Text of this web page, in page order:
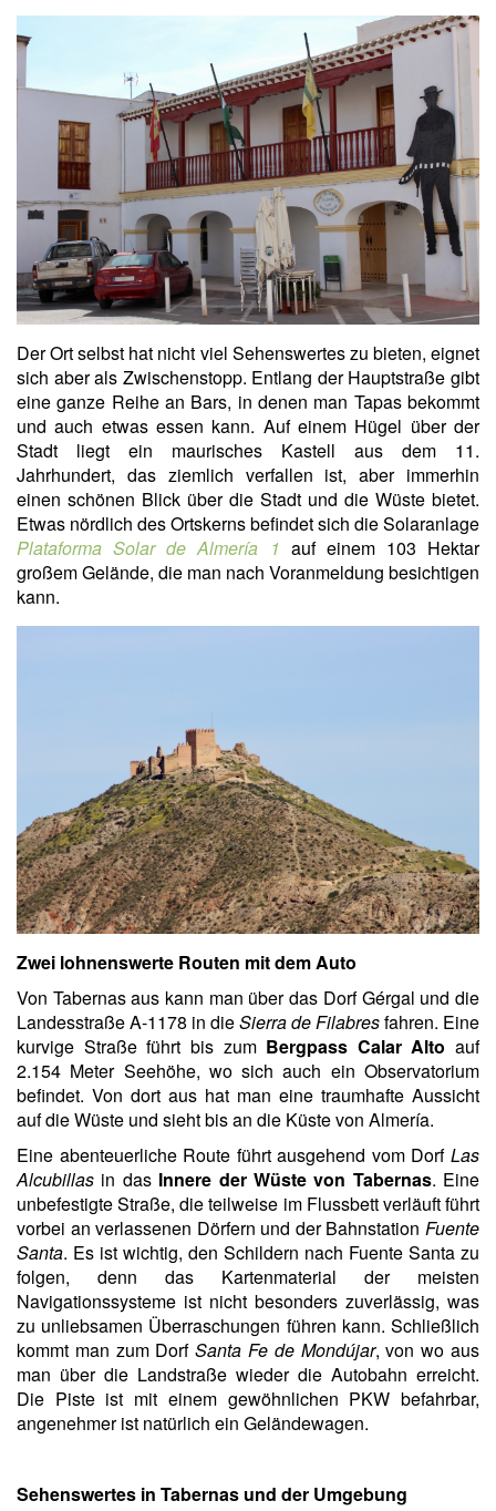
Der Ort selbst hat nicht viel Sehenswertes zu bieten, eignet
sich aber als Zwischenstopp. Entlang der Hauptstraße gibt
eine ganze Reihe an Bars, in denen man Tapas bekommt
und auch etwas essen kann. Auf einem Hügel über der
Stadt liegt ein maurisches Kastell aus dem 11.
Jahrhundert, das ziemlich verfallen ist, aber immerhin
einen schönen Blick über die Stadt und die Wüste bietet.
Etwas nördlich des Ortskerns befindet sich die Solaranlage
Plataforma Solar de Almería 1 auf einem 103 Hektar
großem Gelände, die man nach Voranmeldung besichtigen
kann.
Zwei lohnenswerte Routen mit dem Auto
Von Tabernas aus kann man über das Dorf Gérgal und die
Landesstraße A-1178 in dieSierra de Filabresfahren. Eine
kurvige Straße führt bis zum Bergpass Calar Alto auf
2.154 Meter Seehöhe, wo sich auch ein Observatorium
befindet. Von dort aus hat man eine traumhafte Aussicht
auf die Wüste und sieht bis an die Küste von Almería.
Eine abenteuerliche Route führt ausgehend vom Dorf Las
Alcubillas in das Innere der Wüste von Tabernas. Eine
unbefestigte Straße, die teilweise im Flussbett verläuft führt
vorbei an verlassenen Dörfern und der Bahnstation Fuente
Santa. Es ist wichtig, den Schildern nach Fuente Santa zu
folgen, denn das Kartenmaterial der meisten
Navigationssysteme ist nicht besonders zuverlässig, was
zu unliebsamen Überraschungen führen kann. Schließlich
kommt man zum DorfSanta Fe de Mondújar, von wo aus
man über die Landstraße wieder die Autobahn erreicht.
Die Piste ist mit einem gewöhnlichen PKW befahrbar,
angenehmer ist natürlich ein Geländewagen.
Sehenswertes in Tabernas und der Umgebung